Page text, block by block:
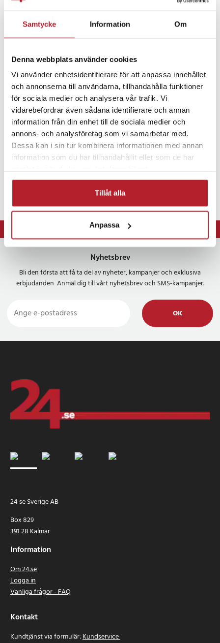
Samtycke Information Om
Denna webbplats använder cookies
Vi använder enhetsidentifierare för att anpassa innehållet
och annonserna till användarna, tillhandahålla funktioner
för sociala medier och analysera vår trafik. Vi
vidarebefordrar även sådana identifierare och annan
information från din enhet till de sociala medier och
annons- och analysföretag som vi samarbetar med.
Dessa kan i sin tur kombinera informationen med annan
information som du har tillhandahållit eller som de har
Tillåt alla
Anpassa
Batterier & batteriladdare
Övriga batterier Rea 30-49 Kronor
Hemelektronik
⭐ 365 dagars öppet köp
Nyhetsbrev
Bli den första att få ta del av nyheter, kampanjer och exklusiva
erbjudanden Anmäl dig till vårt nyhetsbrev och SMS-kampanjer.
OK
24 se Sverige AB
Box 829
391 28 Kalmar
Information
Om 24.se
Logga in
Vanliga frågor - FAQ
Kontakt
Kundtjänst via formulär:Kundservice